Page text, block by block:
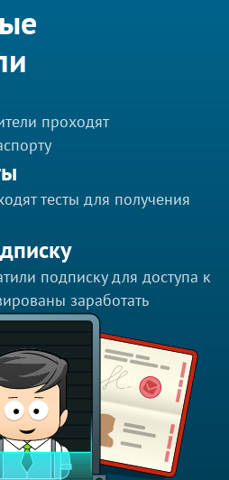
проходят
тесты для получения
подписку для доступа к
заработать